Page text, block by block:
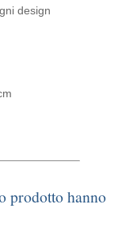
design
prodotto hanno